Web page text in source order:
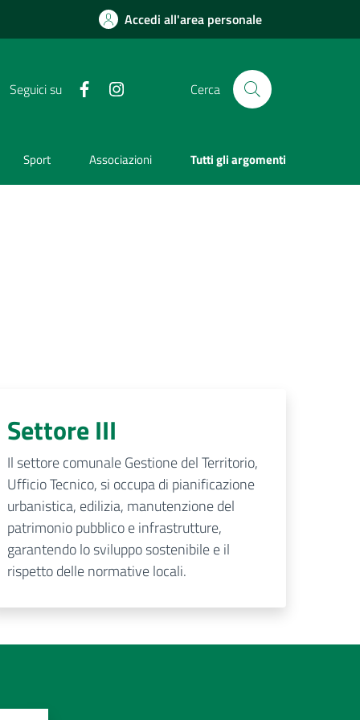
Accedi all'area personale
Seguici su Facebook Cerca
Sport Associazioni Tutti gli argomenti
Settore III
Il settore comunale Gestione del Territorio,
Ufficio Tecnico, si occupa di pianificazione
urbanistica, edilizia, manutenzione del
patrimonio pubblico e infrastrutture,
garantendo lo sviluppo sostenibile e il
rispetto delle normative locali.